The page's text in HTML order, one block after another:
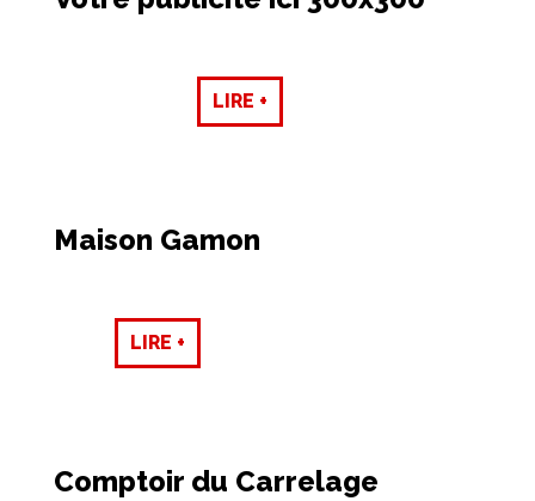
LIRE +
Maison Gamon
LIRE +
Comptoir du Carrelage